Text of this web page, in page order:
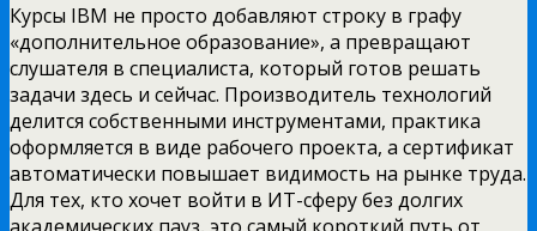
Курсы IBM не просто добавляют строку в графу
«дополнительное образование», а превращают
слушателя в специалиста, который готов решать
задачи здесь и сейчас. Производитель технологий
делится собственными инструментами, практика
оформляется в виде рабочего проекта, а сертификат
автоматически повышает видимость на рынке труда.
Для тех, кто хочет войти в ИТ-сферу без долгих